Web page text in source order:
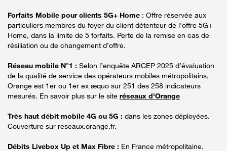
Forfaits Mobile pour clients 5G+ Home : Offre réservée aux
particuliers membres du foyer du client détenteur de l'offre 5G+
Home, dans la limite de 5 forfaits. Perte de la remise en cas de
résiliation ou de changement d’offre.
Réseau mobile N°1 : Selon l’enquête ARCEP 2025 d’évaluation
de la qualité de service des opérateurs mobiles métropolitains,
Orange est 1er ou 1er ex æquo sur 251 des 258 indicateurs
mesurés. En savoir plus sur le site réseaux d'Orange
Très haut débit mobile 4G ou 5G : dans les zones déployées.
Couverture sur reseaux.orange.fr.
Débits Livebox Up et Max Fibre : En France métropolitaine.